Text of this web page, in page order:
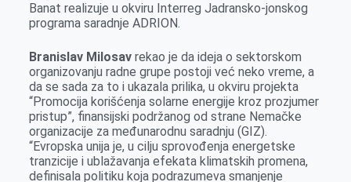
Banat realizuje u okviru Interreg Jadransko-jonskog
programa saradnje ADRION.
Branislav Milosavrekao je da ideja o sektorskom
organizovanju radne grupe postoji već neko vreme, a
da se sada za to i ukazala prilika, u okviru projekta
“Promocija korišćenja solarne energije kroz prozjumer
pristup”, finansijski podržanog od strane Nemačke
organizacije za međunarodnu saradnju (GIZ).
“Evropska unija je, u cilju sprovođenja energetske
tranzicije i ublažavanja efekata klimatskih promena,
definisala politiku koja podrazumeva smanjenje